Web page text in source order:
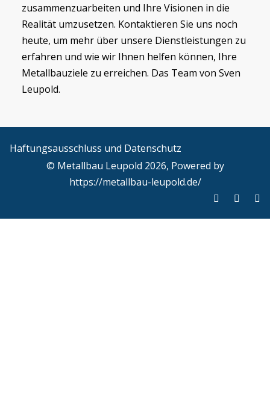
zusammenzuarbeiten und Ihre Visionen in die
Realität umzusetzen. Kontaktieren Sie uns noch
heute, um mehr über unsere Dienstleistungen zu
erfahren und wie wir Ihnen helfen können, Ihre
Metallbauziele zu erreichen. Das Team von Sven
Leupold.
Haftungsausschluss und Datenschutz
© Metallbau Leupold 2026, Powered by
https://metallbau-leupold.de/